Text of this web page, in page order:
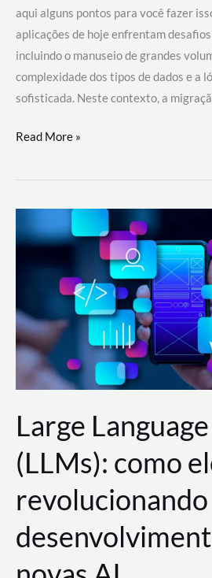
aqui alguns pontos para você fazer
aplicações de hoje enfrentam
incluindo o manuseio de grandes
complexidade dos tipos de dados e a
sofisticada. Neste contexto, a
Por
migrar
de
a
AWS?
Read More »
Large
(LLMs): como